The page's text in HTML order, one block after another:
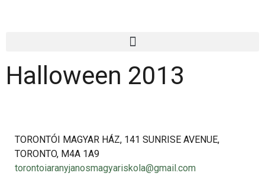
Halloween 2013
TORONTÓI MAGYAR HÁZ, 141 SUNRISE AVENUE,
TORONTO, M4A 1A9
torontoiaranyjanosmagyariskola@gmail.com